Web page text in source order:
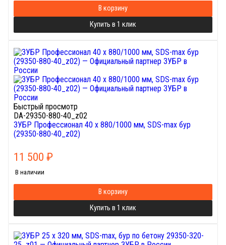
В корзину
Купить в 1 клик
Быстрый просмотр
DA-29350-880-40_z02
ЗУБР Профессионал 40 x 880/1000 мм, SDS-max бур
(29350-880-40_z02)
11 500 ₽
В наличии
В корзину
Купить в 1 клик